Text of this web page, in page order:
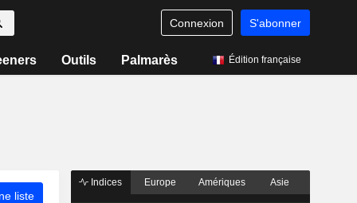
Connexion S'abonner
Outils Palmarès Édition française
liste
Indices Europe Amériques Asie